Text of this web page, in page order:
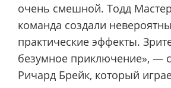
очень смешной. Тодд
команда создали
практические эффекты.
безумное приключение», —
Ричард Брейк, который